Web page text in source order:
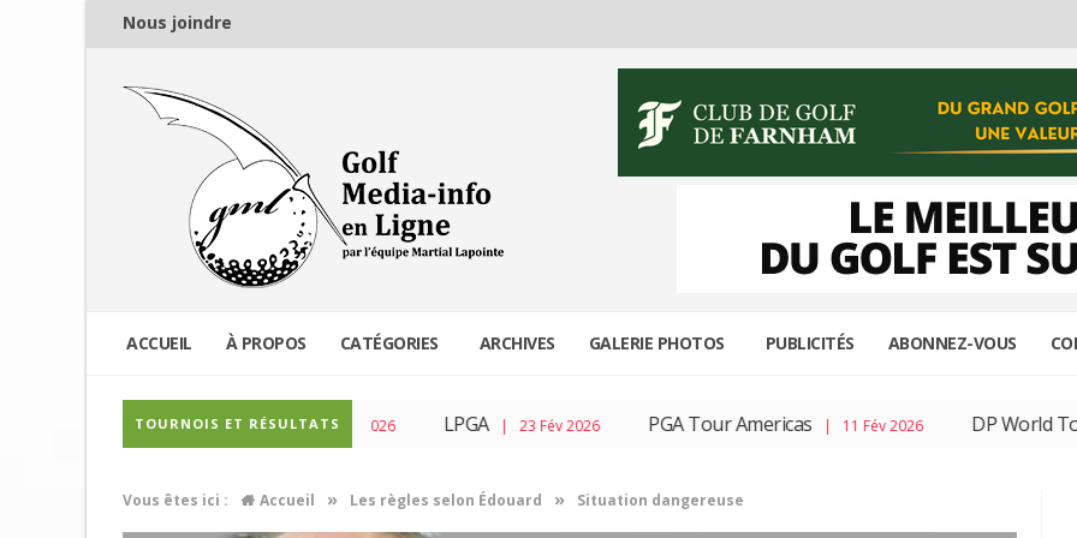
Nous joindre
ACCUEIL À PROPOS CATÉGORIES ARCHIVES GALERIE PHOTOS PUBLICITÉS ABONNEZ-VOUS
TOURNOIS ET RÉSULTATS
PGA Tour | 04 Mar 2026 LPGA | 23 Fév 2026 PGA Tour Americas| 11 Fév 2026 DP World Tour| 04
Vous êtes ici : Accueil » Les règles selon Édouard » Situation dangereuse